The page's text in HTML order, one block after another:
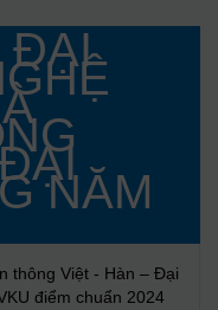
ĐẠI
NĂM
thông Việt - Hàn – Đại
điểm chuẩn 2024